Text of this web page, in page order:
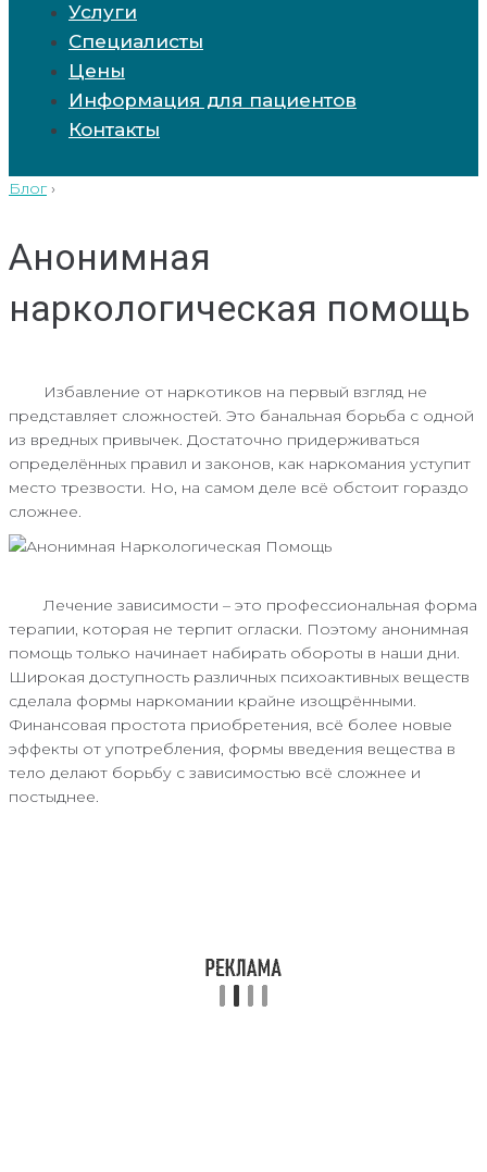
Услуги
Специалисты
Цены
Информация для пациентов
Контакты
Блог ›
Анонимная
наркологическая помощь
Избавление от наркотиков на первый взгляд не
представляет сложностей. Это банальная борьба с одной
из вредных привычек. Достаточно придерживаться
определённых правил и законов, как наркомания уступит
место трезвости. Но, на самом деле всё обстоит гораздо
сложнее.
Лечение зависимости – это профессиональная форма
терапии, которая не терпит огласки. Поэтому анонимная
помощь только начинает набирать обороты в наши дни.
Широкая доступность различных психоактивных веществ
сделала формы наркомании крайне изощрёнными.
Финансовая простота приобретения, всё более новые
эффекты от употребления, формы введения вещества в
тело делают борьбу с зависимостью всё сложнее и
постыднее.